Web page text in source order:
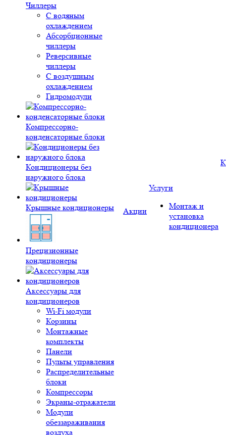
Чиллеры
С водяным
охлаждением
Абсорбционные
чиллеры
Реверсивные
чиллеры
С воздушным
охлаждением
Гидромодули
Компрессорно-
конденсаторные блоки
Кондиционеры без
наружного блока
Крышные кондиционеры
Прецизионные
кондиционеры
Аксессуары для
кондиционеров
Wi-Fi модули
Корзины
Монтажные
комплекты
Панели
Пульты управления
Распределительные
блоки
Компрессоры
Экраны-отражатели
Модули
обеззараживания
воздуха
Акции
Услуги
Монтаж и
установка
кондиционера